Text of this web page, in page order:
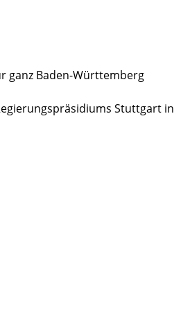
ganz Baden-Württemberg
Stuttgart in